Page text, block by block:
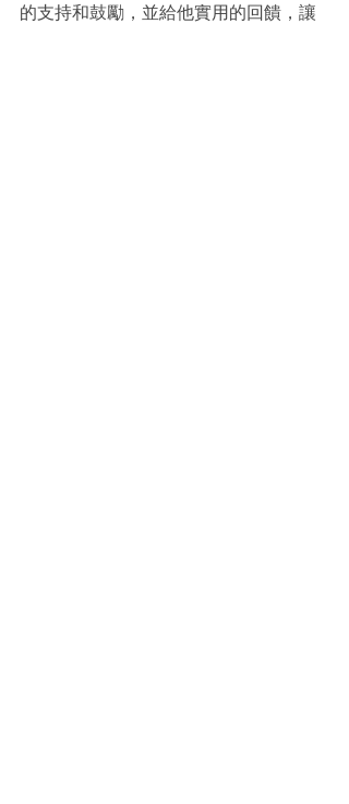
的支持和鼓勵，並給他實用的回饋，讓